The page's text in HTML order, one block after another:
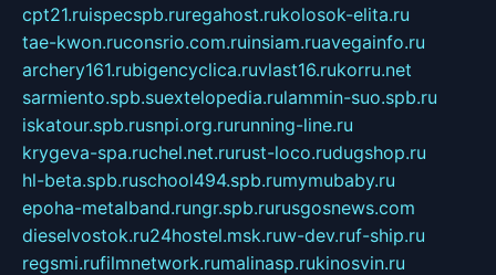
cpt21.ruispecspb.ruregahost.rukolosok-elita.ru
tae-kwon.ruconsrio.com.ruinsiam.ruavegainfo.ru
archery161.rubigencyclica.ruvlast16.rukorru.net
sarmiento.spb.suextelopedia.rulammin-suo.spb.ru
iskatour.spb.rusnpi.org.rurunning-line.ru
krygeva-spa.ruchel.net.rurust-loco.rudugshop.ru
hl-beta.spb.ruschool494.spb.rumymubaby.ru
epoha-metalband.rungr.spb.rurusgosnews.com
dieselvostok.ru24hostel.msk.ruw-dev.ruf-ship.ru
regsmi.rufilmnetwork.rumalinasp.rukinosvin.ru